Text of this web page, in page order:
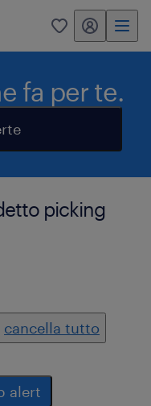
0 my randstad
fa per te.
picking
cancella tutto
alert